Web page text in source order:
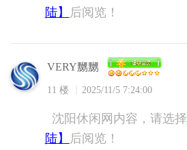
陆】
后阅览！
VERY嬲嬲
11 楼 2025/11/5 7:24:00
沈阳休闲网内容，请选择
陆】
后阅览！